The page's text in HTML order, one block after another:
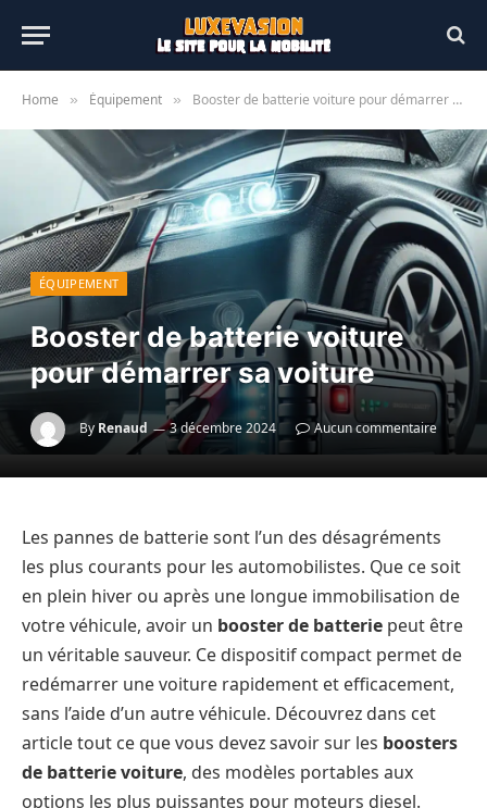
Home » Équipement » Booster de batterie voiture pour démarrer sa voiture
ÉQUIPEMENT
Booster de batterie voiture
pour démarrer sa voiture
By Renaud 3 décembre 2024 Aucun commentaire
Les pannes de batterie sont l’un des désagréments
les plus courants pour les automobilistes. Que ce soit
en plein hiver ou après une longue immobilisation de
votre véhicule, avoir un booster de batterie peut être
un véritable sauveur. Ce dispositif compact permet de
redémarrer une voiture rapidement et efficacement,
sans l’aide d’un autre véhicule. Découvrez dans cet
article tout ce que vous devez savoir sur les boosters
de batterie voiture, des modèles portables aux
options les plus puissantes pour moteurs diesel.